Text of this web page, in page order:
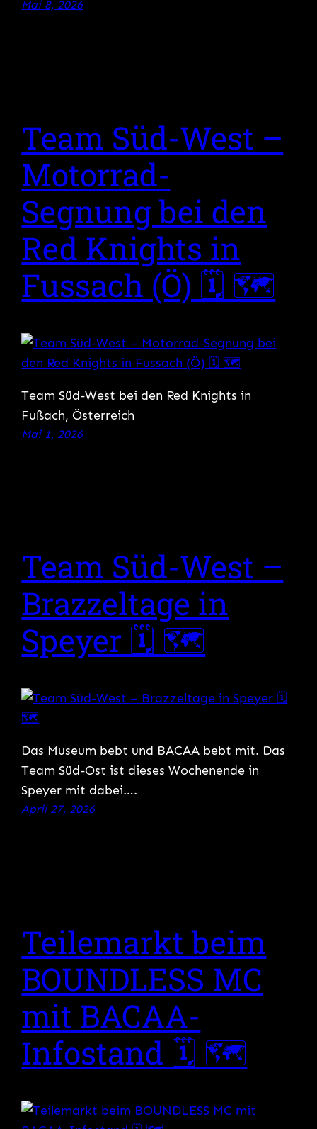
Mai 8, 2026
Team Süd-West –
Motorrad-
Segnung bei den
Red Knights in
Fussach (Ö) 🗓 🗺
Team Süd-West bei den Red Knights in
Fußach, Österreich
Mai 1, 2026
Team Süd-West –
Brazzeltage in
Speyer 🗓 🗺
Das Museum bebt und BACAA bebt mit. Das
Team Süd-Ost ist dieses Wochenende in
Speyer mit dabei….
April 27, 2026
Teilemarkt beim
BOUNDLESS MC
mit BACAA-
Infostand 🗓 🗺